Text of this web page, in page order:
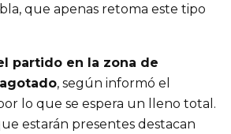
que apenas retoma este tipo
partido en la zona de
, según informó el
lo que se espera un lleno total.
estarán presentes destacan